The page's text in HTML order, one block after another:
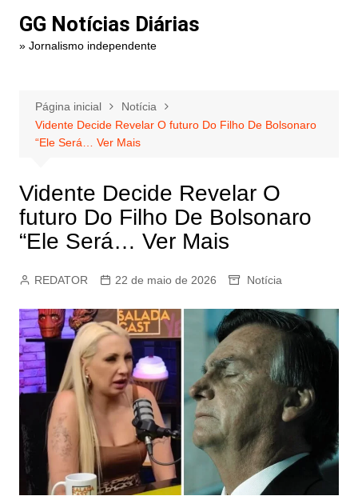
paraGG Notícias Diárias
» Jornalismo independente
Página inicial
Notícia
Vidente Decide Revelar O futuro Do Filho De Bolsonaro
“Ele Será… Ver Mais
Vidente Decide Revelar O
futuro Do Filho De Bolsonaro
“Ele Será… Ver Mais
REDATOR 22 de maio de 2026 Notícia